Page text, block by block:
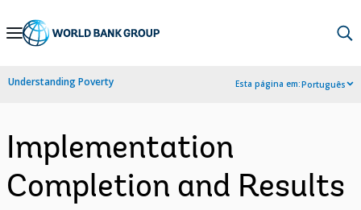
Skip
Navigation
Understanding Poverty Esta página em:Português
Implementation
Completion and Results